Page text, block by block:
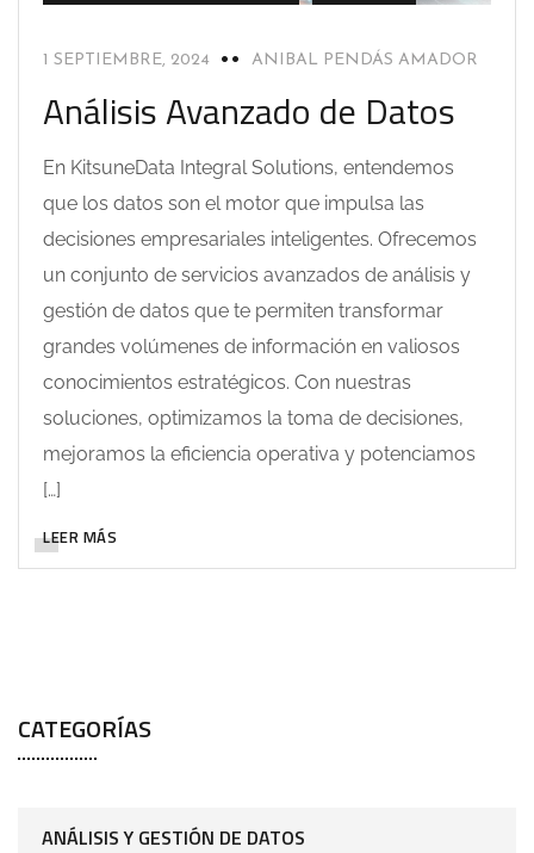
1 SEPTIEMBRE, 2024 ANIBAL PENDÁS AMADOR
Análisis Avanzado de Datos
En KitsuneData Integral Solutions, entendemos
que los datos son el motor que impulsa las
decisiones empresariales inteligentes. Ofrecemos
un conjunto de servicios avanzados de análisis y
gestión de datos que te permiten transformar
grandes volúmenes de información en valiosos
conocimientos estratégicos. Con nuestras
soluciones, optimizamos la toma de decisiones,
mejoramos la eficiencia operativa y potenciamos
[…]
LEER MÁS
CATEGORÍAS
ANÁLISIS Y GESTIÓN DE DATOS